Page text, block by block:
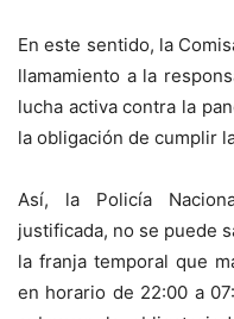
En este sentido, la
llamamiento a la
lucha activa contra la
la obligación de cumplir
Así, la Policía
justificada, no se puede
la franja temporal que
en horario de 22:00 a